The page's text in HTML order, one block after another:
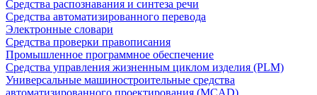
Средства распознавания и синтеза речи
Средства автоматизированного перевода
Электронные словари
Средства проверки правописания
Промышленное программное обеспечение
Средства управления жизненным циклом изделия (PLM)
Универсальные машиностроительные средства
автоматизированного проектирования (MCAD)